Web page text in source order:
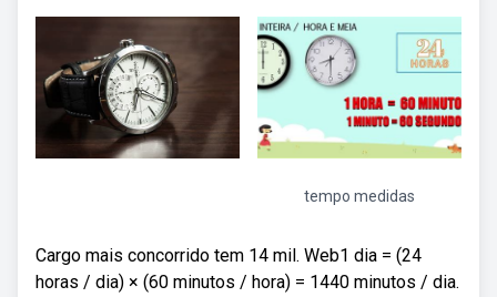
tempo medidas
Cargo mais concorrido tem 14 mil. Web1 dia = (24
horas / dia) × (60 minutos / hora) = 1440 minutos / dia.